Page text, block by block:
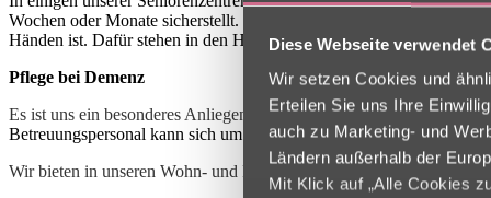
Diese Webseite verwendet
Wir setzen Cookies und
Erteilen Sie uns Ihre
auch zu Marketing- und
Ländern außerhalb der
Mit Klick auf „Alle Cookies
Wochen oder Monate sicherstellt. Pflegende Angehörige können
Händen ist. Dafür stehen in den Häusern spezielle Pflegezimmer
Pflege bei Demenz
Es ist uns ein besonderes Anliegen, die Betroffenen würdevoll und
Betreuungspersonal kann sich um die besonderen Bedürfnisse
Wir bieten in unseren Wohn- und Pflegezentren verschiedene